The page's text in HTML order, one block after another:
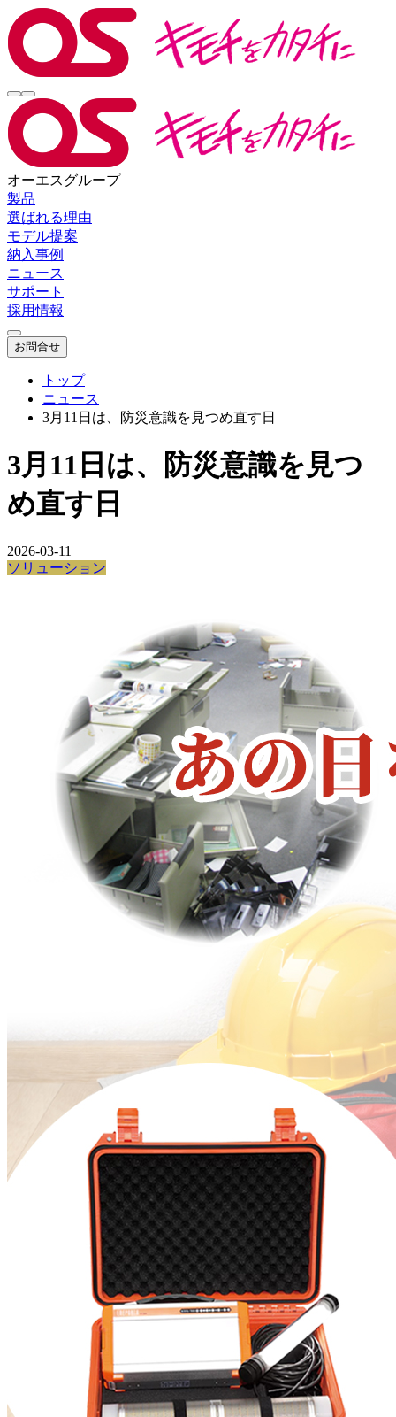
オーエスグループ
製品
選ばれる理由
モデル提案
納入事例
ニュース
サポート
採用情報
お問合せ
トップ
ニュース
3月11日は、防災意識を見つめ直す日
3月11日は、防災意識を見つ
め直す日
2026-03-11
ソリューション